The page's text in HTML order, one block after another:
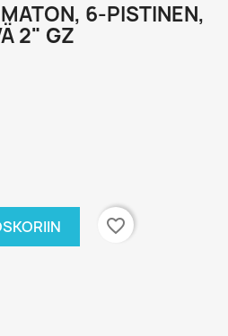
6-PISTINEN,
2" GZ
favorite_border